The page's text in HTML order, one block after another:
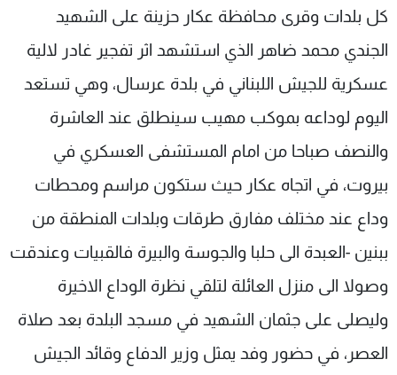
كل بلدات وقرى محافظة عكار حزينة على الشهيد
الجندي محمد ضاهر الذي استشهد اثر تفجير غادر لالية
عسكرية للجيش اللبناني في بلدة عرسال، وهي تستعد
اليوم لوداعه بموكب مهيب سينطلق عند العاشرة
والنصف صباحا من امام المستشفى العسكري في
بيروت، في اتجاه عكار حيث ستكون مراسم ومحطات
وداع عند مختلف مفارق طرقات وبلدات المنطقة من
ببنين -العبدة الى حلبا والجوسة والبيرة فالقبيات وعندقت
وصولا الى منزل العائلة لتلقي نظرة الوداع الاخيرة
وليصلى على جثمان الشهيد في مسجد البلدة بعد صلاة
العصر، في حضور وفد يمثل وزير الدفاع وقائد الجيش
لاعلاناتكم
شروط الإسـتخدام